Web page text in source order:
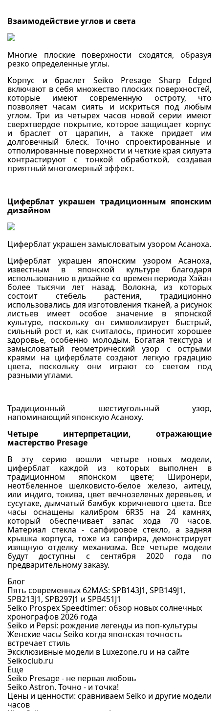
Блог
Пять современных 62MAS: SPB143J1, SPB149J1,
SPB213J1, SPB297J1 и SPB451J1
Seiko Prospex Speedtimer: обзор новых солнечных
хронографов 2026 года
Seiko и Pepsi: рождение легенды из поп-культуры
Женские часы Seiko когда японская точность
встречает стиль
Эксклюзивные модели в Luxezone.ru и на сайте
Seikoclub.ru
Еще
Seiko Presage - не первая любовь
Seiko Astron. Точно - и точка!
Цены и ценности: сравниваем Seiko и другие модели
часов
Взаимодействие углов и света
Многие плоские поверхности сходятся, образуя
резко определенные углы.
Корпус и браслет Seiko Presage Sharp Edged
включают в себя множество плоских поверхностей,
которые имеют современную остроту, что
позволяет часам сиять и искриться под любым
углом. Три из четырех часов новой серии имеют
сверхтвердое покрытие, которое защищает корпус
и браслет от царапин, а также придает им
долговечный блеск. Точно спроектированные и
отполированные поверхности и четкие края силуэта
контрастируют с тонкой обработкой, создавая
приятный многомерный эффект.
Циферблат украшен традиционным японским
дизайном
Циферблат украшен замысловатым узором Асаноха.
Циферблат украшен японским узором Асаноха,
известным в японской культуре благодаря
использованию в дизайне со времен периода Хэйан
более тысячи лет назад. Волокна, из которых
состоит стебель растения, традиционно
использовались для изготовления тканей, а рисунок
листьев имеет особое значение в японской
культуре, поскольку он символизирует быстрый,
сильный рост и, как считалось, приносит хорошее
здоровье, особенно молодым. Богатая текстура и
замысловатый геометрический узор с острыми
краями на циферблате создают легкую градацию
цвета, поскольку они играют со светом под
разными углами.
Традиционный шестиугольный узор,
напоминающий японскую Асаноху.
Четыре интерпретации, отражающие
мастерство Presage
В эту серию вошли четыре новых модели,
циферблат каждой из которых выполнен в
традиционном японском цвете; Широнери,
неотбеленное шелковисто-белое железо, аитецу,
или индиго, токива, цвет вечнозеленых деревьев, и
сусутаке, дымчатый бамбук коричневого цвета. Все
часы оснащены калибром 6R35 на 24 камнях,
который обеспечивает запас хода 70 часов.
Материал стекла - сапфировое стекло, а задняя
крышка корпуса, тоже из сапфира, демонстрирует
изящную отделку механизма. Все четыре модели
будут доступны с сентября 2020 года по
предварительному заказу.